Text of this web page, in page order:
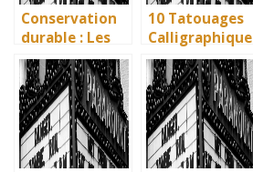
Conservation
durable : Les
nouvelles
méthodes
écologiques du
British
Museum
10 Tatouages
Calligraphique
s : Citations et
Phrases
Uniques pour
immortaliser
vos amitiés